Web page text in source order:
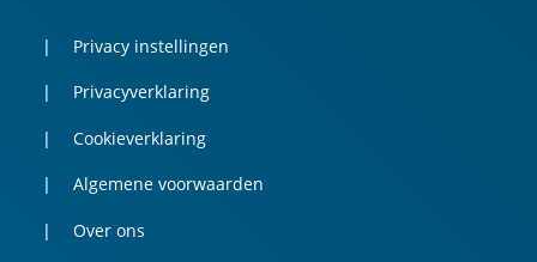
Privacy instellingen
Privacyverklaring
Cookieverklaring
Algemene voorwaarden
Over ons